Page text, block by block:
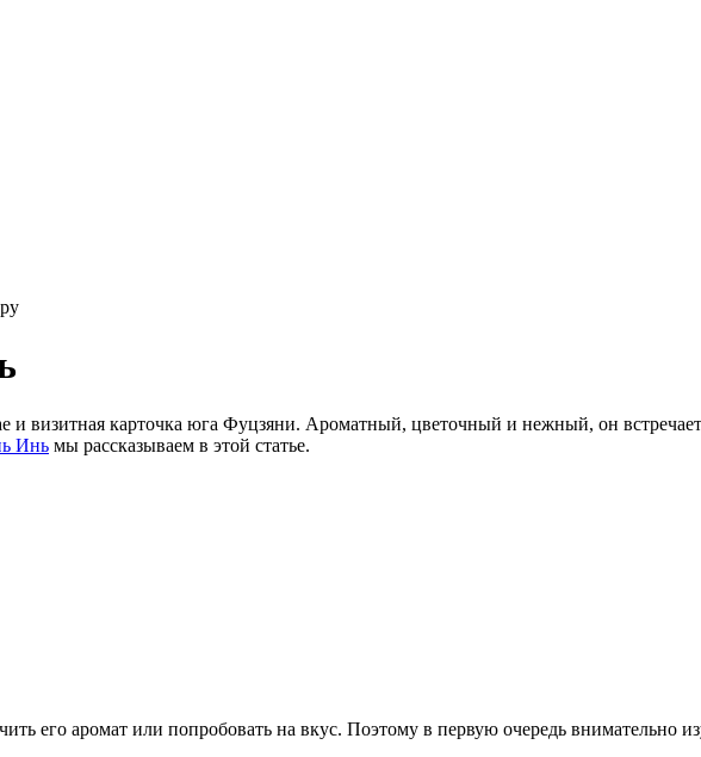
визитная карточка юга Фуцзяни. Ароматный, цветочный и нежный, он
Инь мы рассказываем в этой статье.
его аромат или попробовать на вкус. Поэтому в первую очередь внимательно